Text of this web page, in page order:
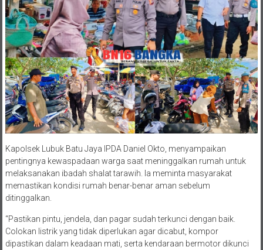
Kapolsek Lubuk Batu Jaya IPDA Daniel Okto, menyampaikan
pentingnya kewaspadaan warga saat meninggalkan rumah untuk
melaksanakan ibadah shalat tarawih. Ia meminta masyarakat
memastikan kondisi rumah benar-benar aman sebelum
ditinggalkan.
Colokan listrik yang tidak diperlukan agar dicabut, kompor
dipastikan dalam keadaan mati, serta kendaraan bermotor dikunci
dengan aman, bila perlu menggunakan kunci ganda,” ujar Ipda Daniel